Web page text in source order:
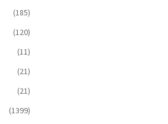
(185)
(120)
(11)
(21)
(21)
(1399)